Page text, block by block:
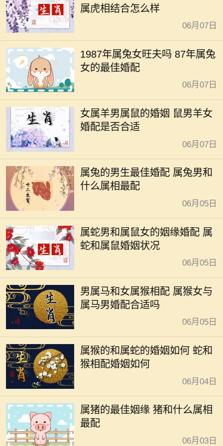
属虎相结合怎么样
06月07日
1987年属兔女旺夫吗 87年属兔
女的最佳婚配
06月07日
女属羊男属鼠的婚姻 鼠男羊女
婚配是否合适
06月07日
属兔的男生最佳婚配 属兔男和
什么属相最配
06月05日
属蛇男和属鼠女的姻缘婚配 属
蛇和属鼠婚姻状况
06月05日
男属马和女属猴相配 属猴女与
属马男婚配合适吗
06月05日
属猴的和属蛇的婚姻如何 蛇和
猴相配婚姻如何
06月04日
属猪的最佳姻缘 猪和什么属相
最配
06月03日